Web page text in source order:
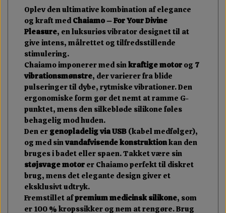
Oplev den ultimative kombination af elegance
og kraft med Chaiamo – For Your Divine
Pleasure, en luksuriøs vibrator designet til at
give intens, målrettet og tilfredsstillende
stimulering.
Chaiamo imponerer med sinkraftige motor og 7
vibrationsmønstre, der varierer fra blide
pulseringer til dybe, rytmiske vibrationer. Den
ergonomiske form gør det nemt at ramme G-
punktet, mens den silkebløde silikone føles
behagelig mod huden.
Den er genopladelig via USB (kabel medfølger),
og med sinvandafvisende konstruktionkan den
bruges i badet eller spaen. Takket være sin
støjsvage motor er Chaiamo perfekt til diskret
brug, mens det elegante design giver et
eksklusivt udtryk.
Fremstillet afpremium medicinsk silikone, som
er 100 % kropssikker og nem at rengøre. Brug